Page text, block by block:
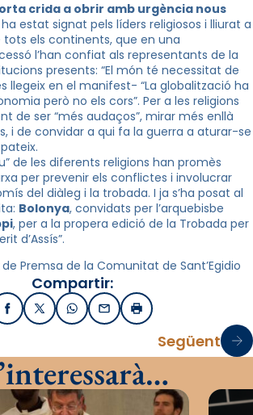
crida a obrir amb urgència nous
ha estat signat pels líders religiosos i lliurat a
els continents, que en una
l’han confiat als representants de la
presents: “El món té necessitat de
llegeix en el manifest- “La globalització ha
però no els cors”. Per a les religions
de ser “més audaços”, mirar més enllà
i de convidar a qui fa la guerra a aturar-se
de les diferents religions han promès
per prevenir els conflictes i involucrar
del diàleg i la trobada. I ja s’ha posat al
Bolonya, convidats per l’arquebisbe
, per a la propera edició de la Trobada per
d’Assís”.
Premsa de la Comunitat de Sant’Egidio
Compartir:
FacebookX / TwitterWhatsApp
EmailImprimir
Següent